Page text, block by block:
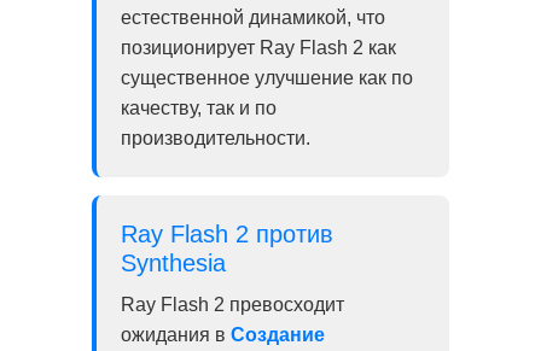
естественной динамикой, что
позиционирует Ray Flash 2 как
существенное улучшение как по
качеству, так и по
производительности.
Ray Flash 2 против
Synthesia
Ray Flash 2 превосходит
ожидания вСоздание